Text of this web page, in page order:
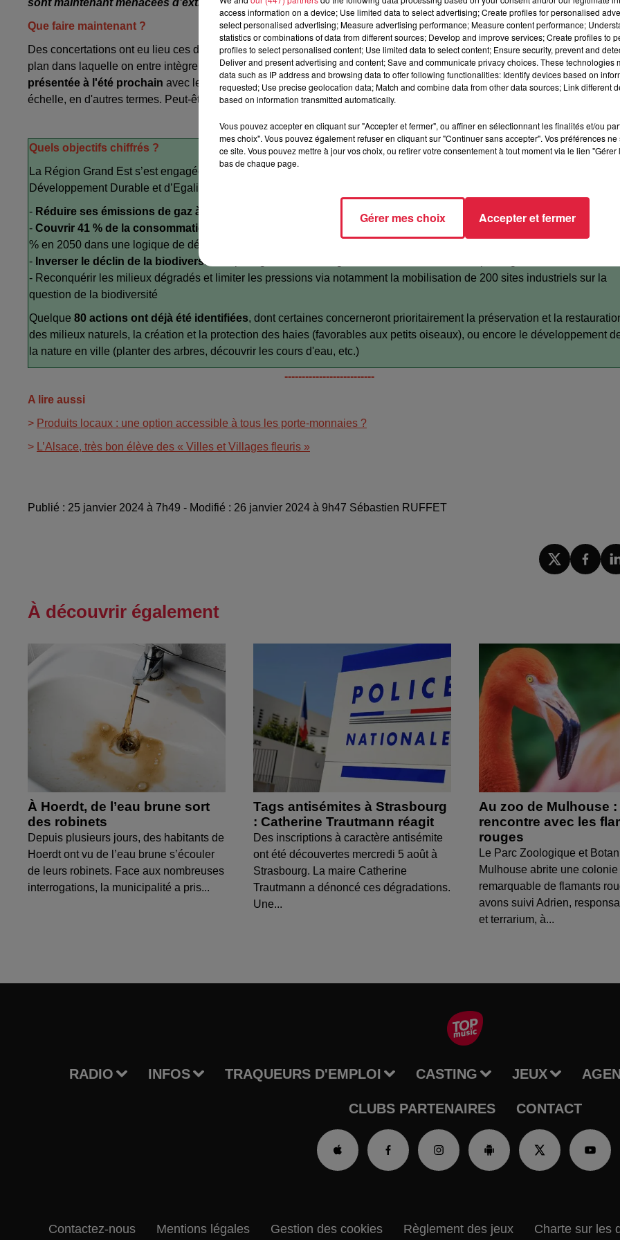
Que faire maintenant ?
Des concertations ont eu lieu ces derniers mois entre citoyens, conseil des jeunes et autres collectivités. La 3e phase du
plan dans laquelle on entre intègre des universitaires et autres territoires de proximité.Une feuille de route doit être
présentée à l'été prochain avec les actions à mener selon les différentes strates de proximité. Qui fait quoi, à quelle
échelle, en d'autres termes. Peut-être la bonne façon de procéder. Quoi qu'il arrive, il y a urgence, et tout est bon à
Quels objectifs chiffrés ?
La Région Grand Est s’est engagée dès 2019 notamment à travers le Schéma Régional d’Aménagement, de
Développement Durable et d’Egalité des Territoires du Grand Est et la Stratégie Biodiversité :
- Réduire ses émissions de gaz à effet de serre de 54% en 2030 et de 77% en 2050
- Couvrir 41 % de la consommation finale d’énergie par les énergies renouvelables
et de récupération en 2030 et
% en 2050 dans une logique de développement durable et équitable
- Inverser le déclin de la biodiversité
- Reconquérir les milieux dégradés et limiter les pressions via notamment la mobilisation de 200 sites industriels sur la
question de la biodiversité
Quelque 80 actions ont déjà été identifiées, dont certaines concerneront prioritairement la préservation et la
des milieux naturels, la création et la protection des haies (favorables aux petits oiseaux), ou encore le développement
la nature en ville (planter des arbres, découvrir les cours d'eau, etc.)
--------------------------
A lire aussi
> Produits locaux : une option accessible à tous les porte-monnaies ?
>
L’Alsace, très bon élève des « Villes et Villages fleuris »
Publié : 25 janvier 2024 à 7h49 - Modifié : 26 janvier 2024 à 9h47 Sébastien RUFFET
À découvrir également
À Hoerdt, de l’eau brune sort
des robinets
Depuis plusieurs jours, des habitants de
Hoerdt ont vu de l’eau brune s’écouler
de leurs robinets. Face aux nombreuses
interrogations, la municipalité a pris...
Tags antisémites à Strasbourg
: Catherine Trautmann réagit
Des inscriptions à caractère antisémite
ont été découvertes mercredi 5 août à
Strasbourg. La maire Catherine
Trautmann a dénoncé ces dégradations.
Une...
Au zoo de Mulhouse :
rencontre avec les
rouges
Le Parc Zoologique et
Mulhouse abrite une colonie
remarquable de flamants
avons suivi Adrien,
et terrarium, à...
RADIO INFOS TRAQUEURS D'EMPLOI CASTING JEUX
CLUBS PARTENAIRES CONTACT
Contactez-nous Mentions légales Gestion des cookies Règlement des jeux Charte sur les
access information on a device; Use limited data to select advertising; Create profiles for personalised
select personalised advertising; Measure advertising performance; Measure content performance;
statistics or combinations of data from different sources; Develop and improve services; Create profiles to
profiles to select personalised content; Use limited data to select content; Ensure security, prevent and
Deliver and present advertising and content; Save and communicate privacy choices. These technologies
data such as IP address and browsing data to offer following functionalities: Identify devices based on
requested; Use precise geolocation data; Match and combine data from other data sources; Link different
based on information transmitted automatically.
Vous pouvez accepter en cliquant sur "Accepter et fermer", ou affiner en sélectionnant les finalités et/ou
mes choix". Vous pouvez également refuser en cliquant sur "Continuer sans accepter". Vos préférences
ce site. Vous pouvez mettre à jour vos choix, ou retirer votre consentement à tout moment via le lien
bas de chaque page.
Gérer mes choix Accepter et fermer